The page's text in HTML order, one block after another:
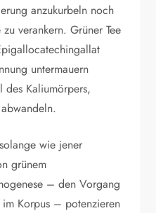
anzukurbeln noch
verankern. Grüner Tee
untermauern
des Kaliumörpers,
wie jener
grünem
– den Vorgang
Korpus – potenzieren